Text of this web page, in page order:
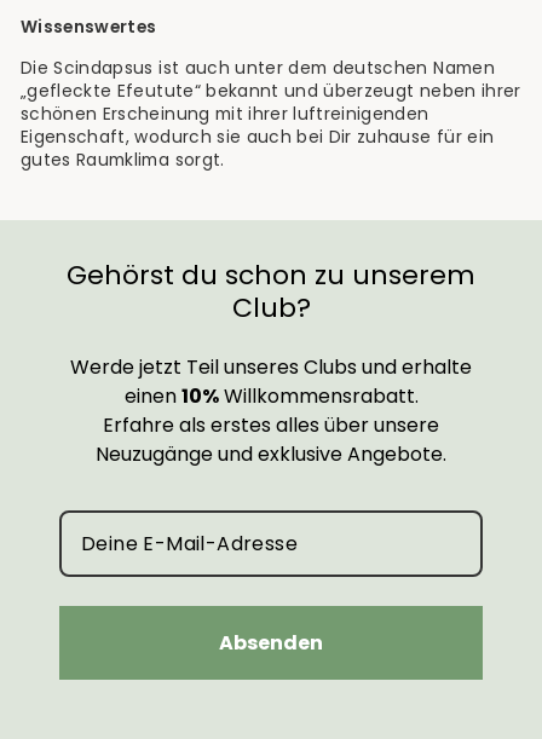
Wissenswertes
Die Scindapsus ist auch unter dem deutschen Namen
„gefleckte Efeutute“ bekannt und überzeugt neben ihrer
schönen Erscheinung mit ihrer luftreinigenden
Eigenschaft, wodurch sie auch bei Dir zuhause für ein
gutes Raumklima sorgt.
Gehörst du schon zu unserem
Club?
Werde jetzt Teil unseres Clubs und erhalte
einen10%Willkommensrabatt.
Erfahre als erstes alles über unsere
Neuzugänge und exklusive Angebote.
Absenden